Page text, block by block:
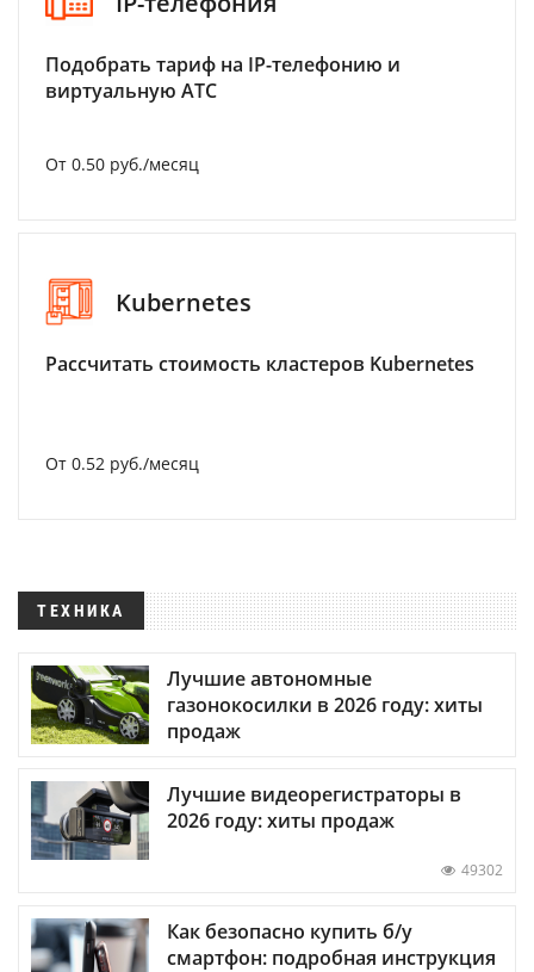
Подобрать тариф на IP-телефонию и
виртуальную АТС
От 0.50 руб./месяц
Kubernetes
Рассчитать стоимость кластеров Kubernetes
От 0.52 руб./месяц
ТЕХНИКА
Лучшие автономные
газонокосилки в 2026 году: хиты
продаж
Лучшие видеорегистраторы в
2026 году: хиты продаж
49302
Как безопасно купить б/у
смартфон: подробная инструкция